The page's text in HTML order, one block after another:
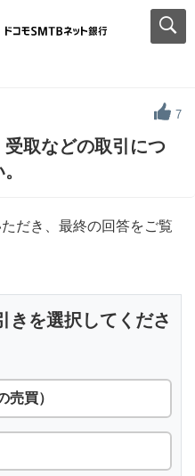
7
取などの取引につ
だき、最終の回答をご覧
きを選択してくださ
売買）